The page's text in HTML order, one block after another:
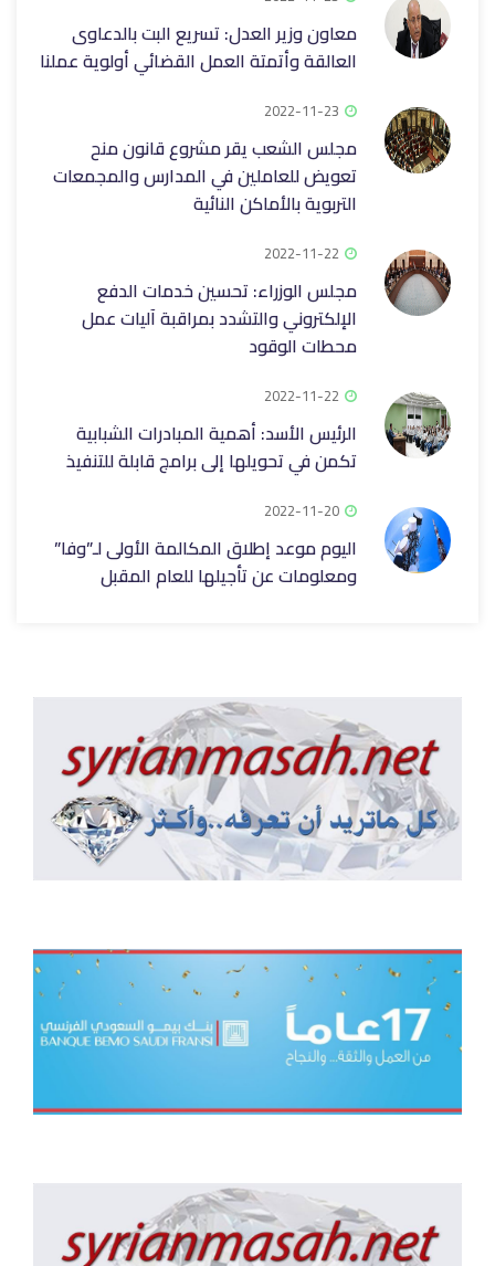
معاون وزير العدل: تسريع البت بالدعاوى
العالقة وأتمتة العمل القضائي أولوية عملنا
2022-11-23
مجلس الشعب يقر مشروع قانون منح
تعويض للعاملين في المدارس والمجمعات
التربوية بالأماكن النائية
2022-11-22
مجلس الوزراء: تحسين خدمات الدفع
الإلكتروني والتشدد بمراقبة آليات عمل
محطات الوقود
2022-11-22
الرئيس الأسد: أهمية المبادرات الشبابية
تكمن في تحويلها إلى برامج قابلة للتنفيذ
2022-11-20
اليوم موعد إطلاق المكالمة الأولى لـ”وفا”
ومعلومات عن تأجيلها للعام المقبل